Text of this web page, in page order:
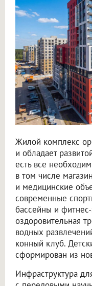
Жилой комплекс
и обладает
есть все
в том числе
и медицинские
современные
бассейны и
оздоровительная
водных
конный клуб.
сформирован из
Инфраструктура